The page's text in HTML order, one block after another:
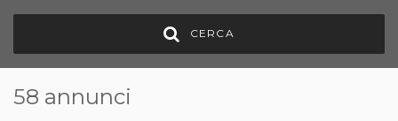
CERCA
58 annunci